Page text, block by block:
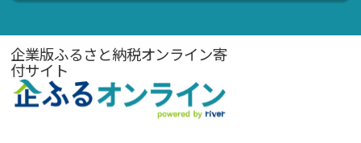
企業版ふるさと納税オンライン寄
付サイト